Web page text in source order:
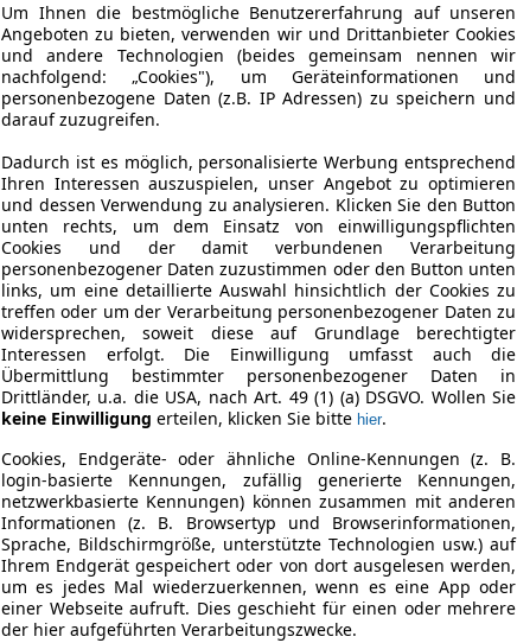
Um Ihnen die bestmögliche Benutzererfahrung auf unseren
Angeboten zu bieten, verwenden wir und Drittanbieter Cookies
und andere Technologien (beides gemeinsam nennen wir
nachfolgend: „Cookies"), um Geräteinformationen und
personenbezogene Daten (z.B. IP Adressen) zu speichern und
darauf zuzugreifen.
Dadurch ist es möglich, personalisierte Werbung entsprechend
Ihren Interessen auszuspielen, unser Angebot zu optimieren
und dessen Verwendung zu analysieren. Klicken Sie den Button
unten rechts, um dem Einsatz von einwilligungspflichten
Cookies und der damit verbundenen Verarbeitung
personenbezogener Daten zuzustimmen oder den Button unten
links, um eine detaillierte Auswahl hinsichtlich der Cookies zu
treffen oder um der Verarbeitung personenbezogener Daten zu
widersprechen, soweit diese auf Grundlage berechtigter
Interessen erfolgt. Die Einwilligung umfasst auch die
Übermittlung bestimmter personenbezogener Daten in
Drittländer, u.a. die USA, nach Art. 49 (1) (a) DSGVO. Wollen Sie
keine Einwilligung erteilen, klicken Sie bitte hier.
Cookies, Endgeräte- oder ähnliche Online-Kennungen (z. B.
login-basierte Kennungen, zufällig generierte Kennungen,
netzwerkbasierte Kennungen) können zusammen mit anderen
Informationen (z. B. Browsertyp und Browserinformationen,
Sprache, Bildschirmgröße, unterstützte Technologien usw.) auf
Ihrem Endgerät gespeichert oder von dort ausgelesen werden,
um es jedes Mal wiederzuerkennen, wenn es eine App oder
einer Webseite aufruft. Dies geschieht für einen oder mehrere
der hier aufgeführten Verarbeitungszwecke.